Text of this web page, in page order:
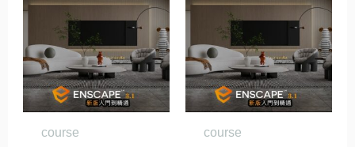
course
價
NT$21,450。
價
NT$16,500。
course
價
NT$41,900。
價
NT$31,000。